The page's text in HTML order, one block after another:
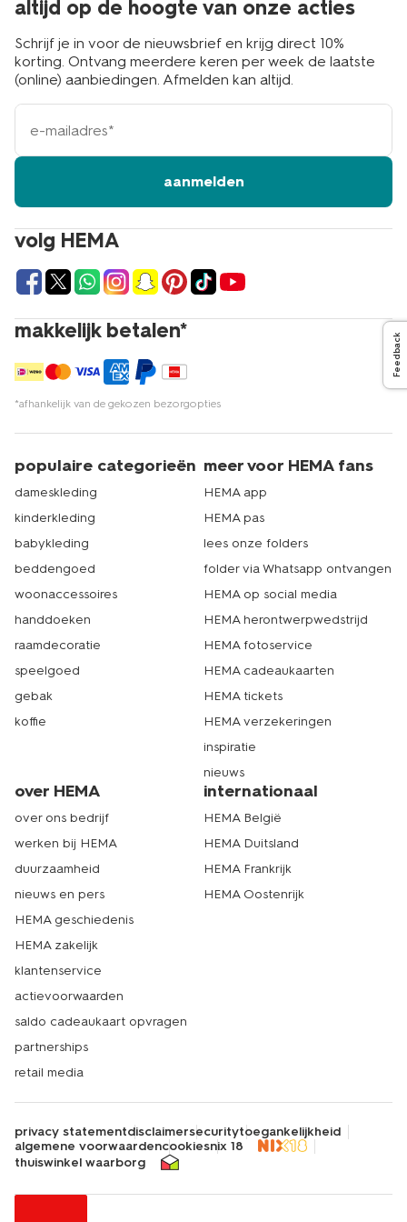
volg HEMA
makkelijk betalen*
*afhankelijk van de gekozen bezorgopties
altijd op de hoogte van onze acties
Schrijf je in voor de nieuwsbrief en krijg direct 10%
korting. Ontvang meerdere keren per week de laatste
(online) aanbiedingen. Afmelden kan altijd.
e-
mailadres
aanmelden
populaire categorieën
dameskleding
kinderkleding
babykleding
beddengoed
woonaccessoires
handdoeken
raamdecoratie
speelgoed
gebak
koffie
meer voor HEMA fans
HEMA app
HEMA pas
lees onze folders
folder via Whatsapp ontvangen
HEMA op social media
HEMA herontwerpwedstrijd
HEMA fotoservice
HEMA cadeaukaarten
HEMA tickets
HEMA verzekeringen
inspiratie
nieuws
over HEMA
over ons bedrijf
werken bij HEMA
duurzaamheid
nieuws en pers
HEMA geschiedenis
HEMA zakelijk
klantenservice
actievoorwaarden
saldo cadeaukaart opvragen
partnerships
retail media
internationaal
HEMA België
HEMA Duitsland
HEMA Frankrijk
HEMA Oostenrijk
privacy statementdisclaimersecuritytoegankelijkheid
algemene voorwaardencookiesnix 18
thuiswinkel waarborg
Feedback